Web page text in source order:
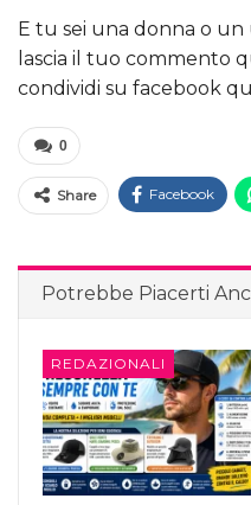
E tu sei una donna o
lascia il tuo commento
condividi su facebook
0
Share Facebook
Potrebbe Piacerti
REDAZIONALI